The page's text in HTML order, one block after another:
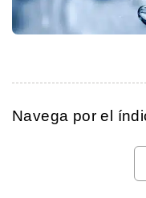
Navega por el